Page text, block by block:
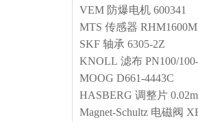
VEM 防爆电机 600341
MTS 传感器
SKF 轴承 6305-2Z
KNOLL 滤布 PN100/
MOOG D661-4443C
HASBERG 调整片
Magnet-Schultz 电磁阀